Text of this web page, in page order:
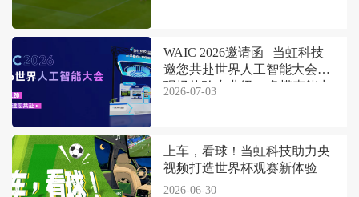
WAIC 2026邀请函 | 当虹科技
邀您共赴世界人工智能大会，
现场体验专业级AI多模态能力
2026-07-03
上车，看球！当虹科技助力央
视频打造世界杯观赛新体验
2026-06-30